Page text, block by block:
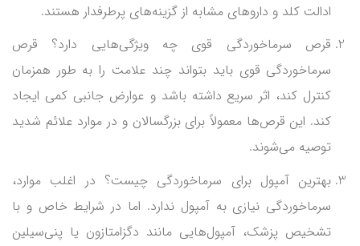
ادالت کلد و داروهای مشابه از گزینه‌های پرطرفدار هستند.
قرص سرماخوردگی قوی چه ویژگی‌هایی دارد؟ قرص
سرماخوردگی قوی باید بتواند چند علامت را به طور همزمان
کنترل کند، اثر سریع داشته باشد و عوارض جانبی کمی ایجاد
کند. این قرص‌ها معمولاً برای بزرگسالان و در موارد علائم شدید
توصیه می‌شوند.
بهترین آمپول برای سرماخوردگی چیست؟ در اغلب موارد،
سرماخوردگی نیازی به آمپول ندارد. اما در شرایط خاص و با
تشخیص پزشک، آمپول‌هایی مانند دگزامتازون یا پنی‌سیلین